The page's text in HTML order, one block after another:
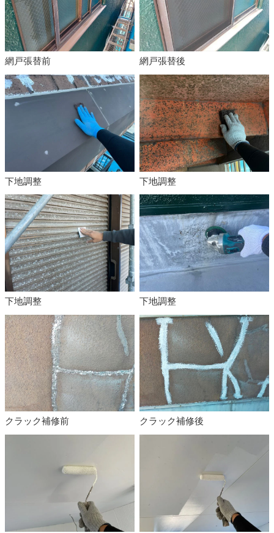
網戸張替前 網戸張替後
下地調整 下地調整
下地調整 下地調整
クラック補修前 クラック補修後